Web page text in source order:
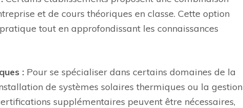
et de cours théoriques en classe. Cette option
tout en approfondissant les connaissances
: Pour se spécialiser dans certains domaines de la
de systèmes solaires thermiques ou la gestion
supplémentaires peuvent être nécessaires,